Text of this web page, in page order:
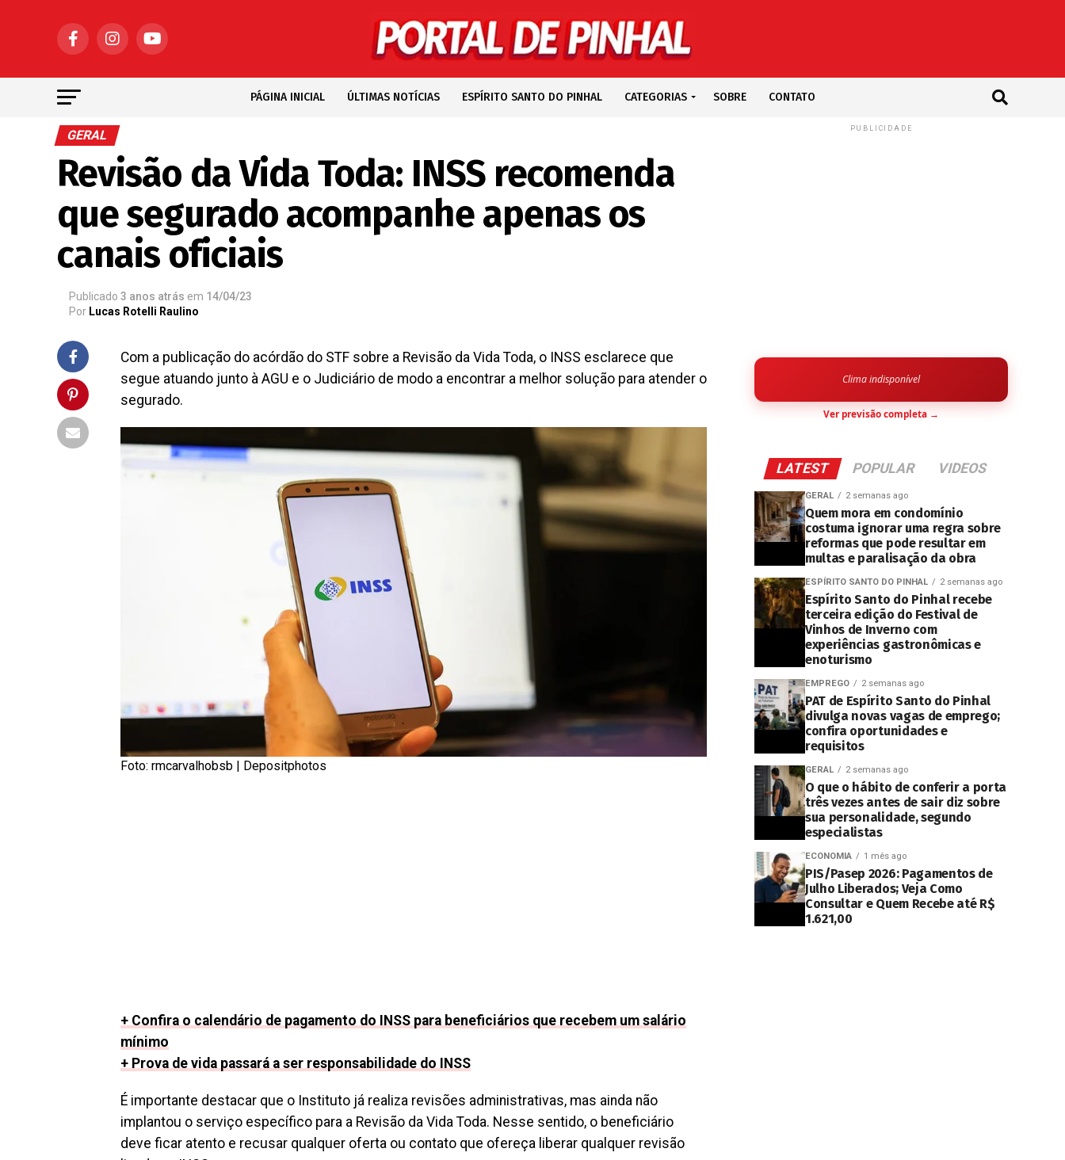
PÁGINA INICIAL ÚLTIMAS NOTÍCIAS ESPÍRITO SANTO DO PINHAL CATEGORIAS SOBRE CONTATO
GERAL
Revisão da Vida Toda: INSS recomenda
que segurado acompanhe apenas os
canais oficiais
Publicado 3 anos atrás em 14/04/23
Por Lucas Rotelli Raulino
Com a publicação do acórdão do STF sobre a Revisão da Vida Toda, o INSS esclarece que
segue atuando junto à AGU e o Judiciário de modo a encontrar a melhor solução para atender o
segurado.
Foto: rmcarvalhobsb | Depositphotos
+ Confira o calendário de pagamento do INSS para beneficiários que recebem um salário
mínimo
+ Prova de vida passará a ser responsabilidade do INSS
É importante destacar que o Instituto já realiza revisões administrativas, mas ainda não
implantou o serviço específico para a Revisão da Vida Toda. Nesse sentido, o beneficiário
deve ficar atento e recusar qualquer oferta ou contato que ofereça liberar qualquer revisão
PUBLICIDADE
Clima indisponível
Ver previsão completa →
LATEST POPULAR VIDEOS
GERAL 2 semanas ago
Quem mora em condomínio
costuma ignorar uma regra sobre
reformas que pode resultar em
multas e paralisação da obra
ESPÍRITO SANTO DO PINHAL 2 semanas ago
Espírito Santo do Pinhal recebe
terceira edição do Festival de
Vinhos de Inverno com
experiências gastronômicas e
enoturismo
EMPREGO 2 semanas ago
PAT de Espírito Santo do Pinhal
divulga novas vagas de emprego;
confira oportunidades e
requisitos
GERAL 2 semanas ago
O que o hábito de conferir a porta
três vezes antes de sair diz sobre
sua personalidade, segundo
especialistas
ECONOMIA 1 mês ago
PIS/Pasep 2026: Pagamentos de
Julho Liberados; Veja Como
Consultar e Quem Recebe até R$
1.621,00